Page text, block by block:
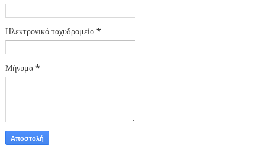
Ηλεκτρονικό ταχυδρομείο *
Μήνυμα *